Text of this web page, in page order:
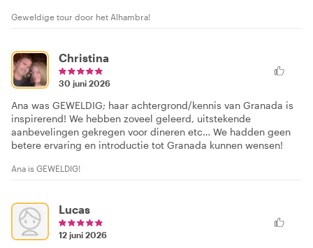
Geweldige tour door het Alhambra!
Christina
30 juni 2026
Ana was GEWELDIG; haar achtergrond/kennis van Granada is
inspirerend! We hebben zoveel geleerd, uitstekende
aanbevelingen gekregen voor dineren etc… We hadden geen
betere ervaring en introductie tot Granada kunnen wensen!
Ana is GEWELDIG!
Lucas
12 juni 2026